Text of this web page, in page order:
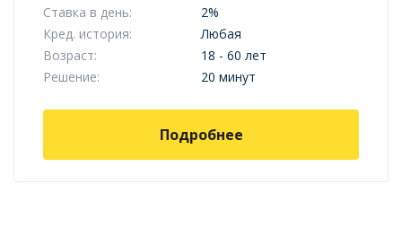
Ставка в день:
2%
Кред. история:
Любая
Возраст:
18 - 60 лет
Решение:
20 минут
Подробнее